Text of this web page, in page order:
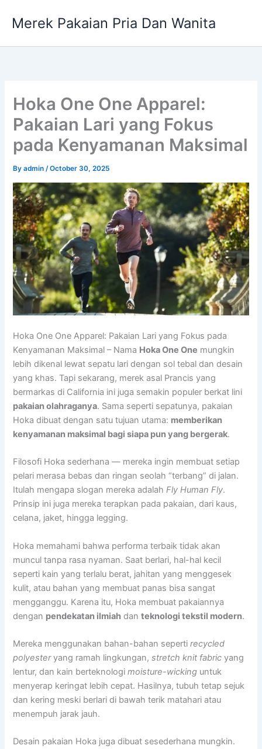
Merek Pakaian Pria Dan Wanita
Hoka One One Apparel:
Pakaian Lari yang Fokus
pada Kenyamanan Maksimal
Byadmin/October 30, 2025
Hoka One One Apparel: Pakaian Lari yang Fokus pada
Kenyamanan Maksimal – Nama Hoka One One mungkin
lebih dikenal lewat sepatu lari dengan sol tebal dan desain
yang khas. Tapi sekarang, merek asal Prancis yang
bermarkas di California ini juga semakin populer berkat lini
pakaian olahraganya. Sama seperti sepatunya, pakaian
Hoka dibuat dengan satu tujuan utama: memberikan
kenyamanan maksimal bagi siapa pun yang bergerak.
Filosofi Hoka sederhana — mereka ingin membuat setiap
pelari merasa bebas dan ringan seolah “terbang” di jalan.
Itulah mengapa slogan mereka adalahFly Human Fly.
Prinsip ini juga mereka terapkan pada pakaian, dari kaus,
celana, jaket, hingga legging.
Hoka memahami bahwa performa terbaik tidak akan
muncul tanpa rasa nyaman. Saat berlari, hal-hal kecil
seperti kain yang terlalu berat, jahitan yang menggesek
kulit, atau bahan yang membuat panas bisa sangat
mengganggu. Karena itu, Hoka membuat pakaiannya
dengan pendekatan ilmiah danteknologi tekstil modern.
Mereka menggunakan bahan-bahan sepertirecycled
polyesteryang ramah lingkungan,stretch knit fabric yang
lentur, dan kain berteknologimoisture-wicking untuk
menyerap keringat lebih cepat. Hasilnya, tubuh tetap sejuk
dan kering meski berlari di bawah terik matahari atau
menempuh jarak jauh.
Desain pakaian Hoka juga dibuat sesederhana mungkin.